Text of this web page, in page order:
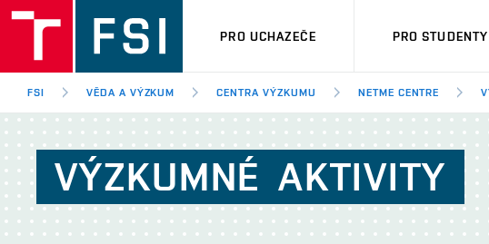
PRO UCHAZEČE PRO STUDENTY
FSI VĚDA A VÝZKUM CENTRA VÝZKUMU NETME CENTRE
VÝZKUMNÉ AKTIVITY